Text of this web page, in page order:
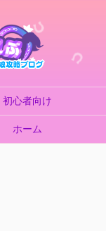
初心者向け
ホーム